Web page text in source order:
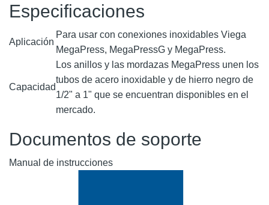
Especificaciones
Aplicación
Para usar con conexiones inoxidables Viega
MegaPress, MegaPressG y MegaPress.
Capacidad
Los anillos y las mordazas MegaPress unen los
tubos de acero inoxidable y de hierro negro de
1/2" a 1" que se encuentran disponibles en el
mercado.
Documentos de soporte
Manual de instrucciones